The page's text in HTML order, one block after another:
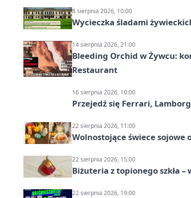
8 sierpnia 2026, 10:00
Wycieczka śladami
14 sierpnia 2026, 21:00
Bleeding Orchid w Żywcu:
Restaurant
16 sierpnia 2026, 10:00
Przejedź się Ferrari,
22 sierpnia 2026, 11:00
Wolnostojące świece sojowe
22 sierpnia 2026, 15:00
Biżuteria z topionego szkła
22 sierpnia 2026, 19:00